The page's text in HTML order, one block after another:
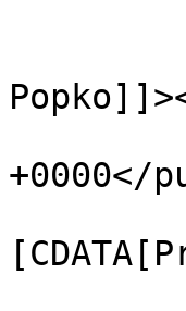
+0000</